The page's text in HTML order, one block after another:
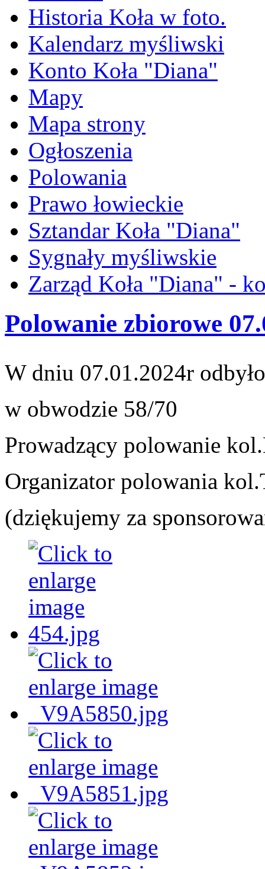
Historia Koła w foto.
Kalendarz myśliwski
Konto Koła "Diana"
Mapy
Mapa strony
Ogłoszenia
Polowania
Prawo łowieckie
Sztandar Koła "Diana"
Sygnały myśliwskie
Zarząd Koła "Diana" -
Polowanie zbiorowe
W dniu 07.01.2024r
w obwodzie 58/70
Prowadzący polowanie
Organizator polowania
(dziękujemy za